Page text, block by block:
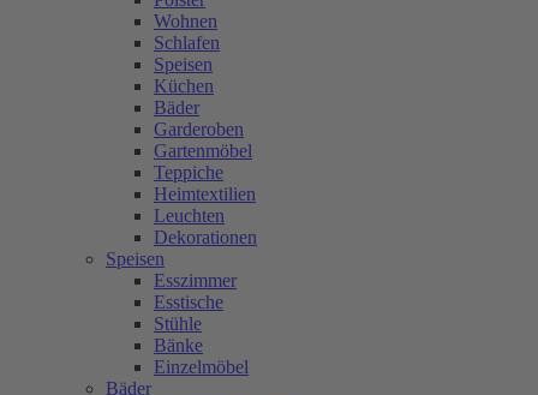
Wohnen
Schlafen
Speisen
Küchen
Bäder
Garderoben
Gartenmöbel
Teppiche
Heimtextilien
Leuchten
Dekorationen
Speisen
Esszimmer
Esstische
Stühle
Bänke
Einzelmöbel
Bäder